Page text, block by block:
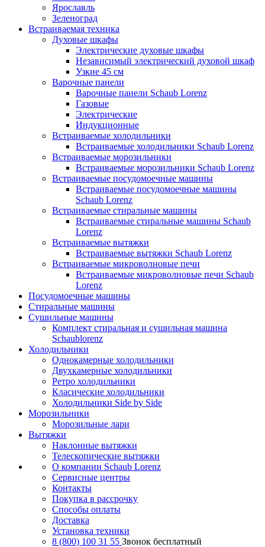
Ярославль
Зеленоград
Встраиваемая техника
Духовые шкафы
Электрические духовые шкафы
Независимый электрический духовой шкаф
Узкие 45 см
Варочные панели
Варочные панели Schaub Lorenz
Газовые
Электрические
Индукционные
Встраиваемые холодильники
Встраиваемые холодильники Schaub Lorenz
Встраиваемые морозильники
Встраиваемые морозильники Schaub Lorenz
Встраиваемые посудомоечные машины
Встраиваемые посудомоечные машины
Schaub Lorenz
Встраиваемые стиральные машины
Встраиваемые стиральные машины Schaub
Lorenz
Встраиваемые вытяжки
Встраиваемые вытяжки Schaub Lorenz
Встраиваемые микроволновые печи
Встраиваемые микроволновые печи Schaub
Lorenz
Посудомоечные машины
Стиральные машины
Сушильные машины
Комплект стиральная и сушильная машина
Schaublorenz
Холодильники
Однокамерные холодильники
Двухкамерные холодильники
Ретро холодильники
Класические холодильники
Холодильники Side by Side
Морозильники
Морозильные лари
Вытяжки
Наклонные вытяжки
Телескопические вытяжки
О компании Schaub Lorenz
Сервисные центры
Контакты
Покупка в рассрочку
Способы оплаты
Доставка
Установка техники
8 (800) 100 31 55 Звонок бесплатный